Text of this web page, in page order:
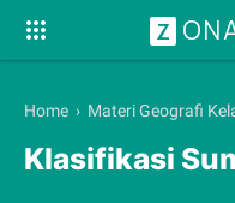
Z
Home › Materi Geografi
Klasifikasi